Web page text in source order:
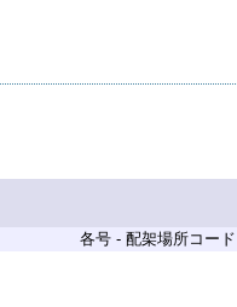
各号 - 配架場所コード